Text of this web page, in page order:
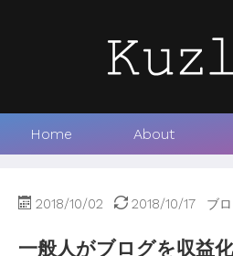
Home About
2018/10/02 2018/10/17 ブ
一般人がブログを収益